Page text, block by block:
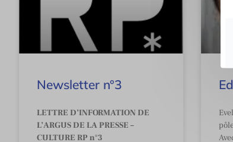
Newsletter n°3
LETTRE D’INFORMATION DE
L’ARGUS DE LA PRESSE –
CULTURE RP n°3